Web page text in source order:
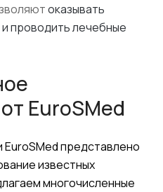
оказывать
проводить лечебные
EuroSMed
EuroSMedпредставлено
известных
многочисленные